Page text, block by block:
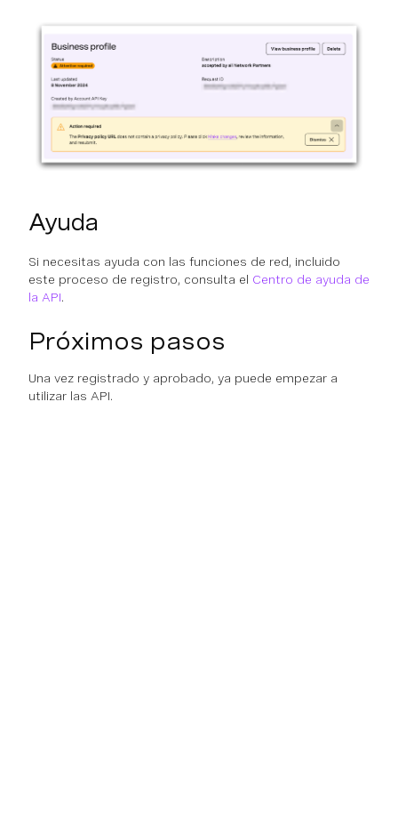
Ayuda
Si necesitas ayuda con las funciones de red, incluido
este proceso de registro, consulta el Centro de ayuda de
la API.
Próximos pasos
Una vez registrado y aprobado, ya puede empezar a
utilizar las API.